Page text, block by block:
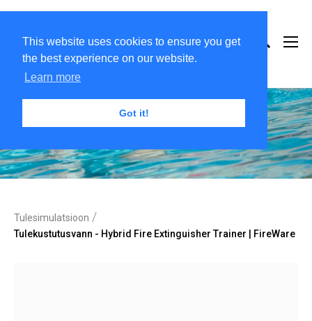
This website uses cookies to ensure you get
the best experience on our website.
Learn more
Got it!
Tulesimulatsioon /
Tulekustutusvann - Hybrid Fire Extinguisher Trainer | FireWare